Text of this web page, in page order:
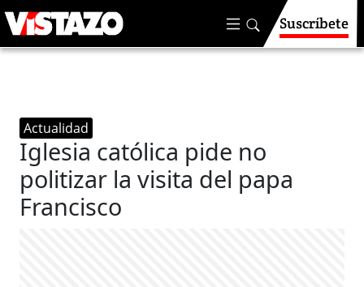
Suscríbete
Actualidad
Iglesia católica pide no
politizar la visita del papa
Francisco